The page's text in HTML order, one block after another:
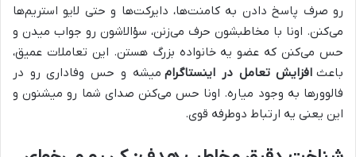
رو صرف پاسخ دادن به کامنت‌ها، دایرکت‌ها و حتی لایو استریم‌ها
می‌کنن. اونا با مخاطبشون حرف می‌زنن، سؤالاشون رو جواب میدن و
حس می‌کنن که عضو یه خانواده بزرگ هستن. این تعاملات عمیق،
باعث افزایش تعامل در اینستاگرام میشه و حس وفاداری رو در
فالوورها به وجود میاره. اونا حس می‌کنن صدای شما رو میشنون و
این یعنی یه ارتباط دوطرفه قوی.